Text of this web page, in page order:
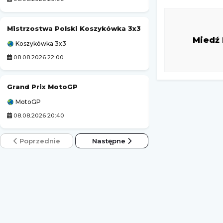
Mistrzostwa Polski Koszykówka 3x3
Koszykówka 3x3
08.08.2026 22:00
Grand Prix MotoGP
MotoGP
08.08.2026 20:40
Kolarstwo
Poprzednie Następne
Miedź